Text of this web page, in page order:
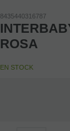
8435440316787
ROSA
EN STOCK